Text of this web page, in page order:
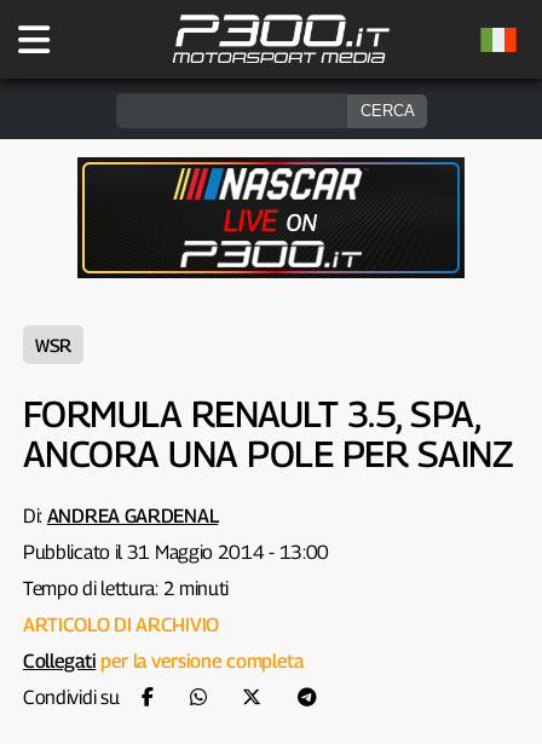
WSR
FORMULA RENAULT 3.5, SPA,
ANCORA UNA POLE PER SAINZ
Di: ANDREA GARDENAL
Pubblicato il 31 Maggio 2014 - 13:00
Tempo di lettura: 2 minuti
ARTICOLO DI ARCHIVIO
Collegati per la versione completa
Condividi su